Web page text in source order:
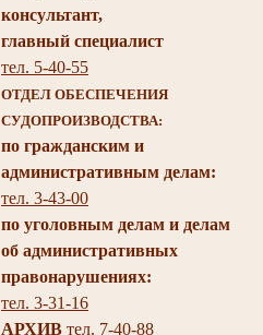
консультант,
главный специалист
тел. 5-40-55
ОТДЕЛ ОБЕСПЕЧЕНИЯ
СУДОПРОИЗВОДСТВА:
по гражданским и
административным делам:
тел. 3-43-00
по уголовным делам и делам
об административных
правонарушениях:
тел. 3-31-16
АРХИВ тел. 7-40-88